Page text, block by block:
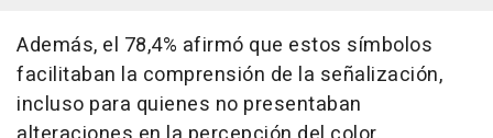
Además, el 78,4% afirmó que estos símbolos
facilitaban la comprensión de la señalización,
incluso para quienes no presentaban